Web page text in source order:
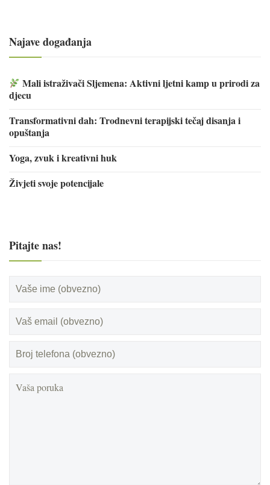
Najave događanja
Mali istraživači Sljemena: Aktivni ljetni kamp u prirodi za
djecu
Transformativni dah: Trodnevni terapijski tečaj disanja i
opuštanja
Yoga, zvuk i kreativni huk
Živjeti svoje potencijale
Pitajte nas!